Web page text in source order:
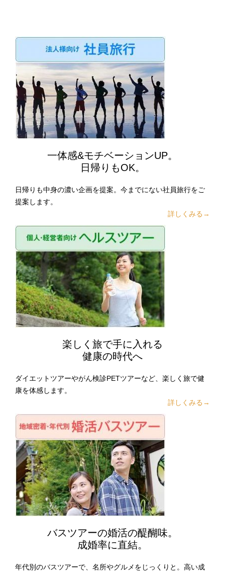
一体感&モチベーションUP。
日帰りもOK。
日帰りも中身の濃い企画を提案。今までにない社員旅行をご
提案します。
詳しくみる→
楽しく旅で手に入れる
健康の時代へ
ダイエットツアーやがん検診PETツアーなど、楽しく旅で健
康を体感します。
詳しくみる→
バスツアーの婚活の醍醐味。
成婚率に直結。
年代別のバスツアーで、名所やグルメをじっくりと。高い成